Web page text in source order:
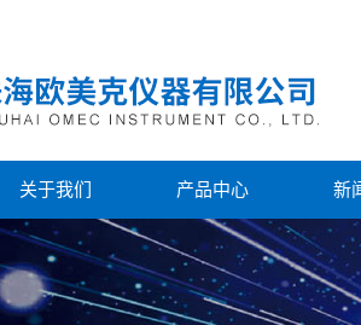
关于我们 产品中心 新